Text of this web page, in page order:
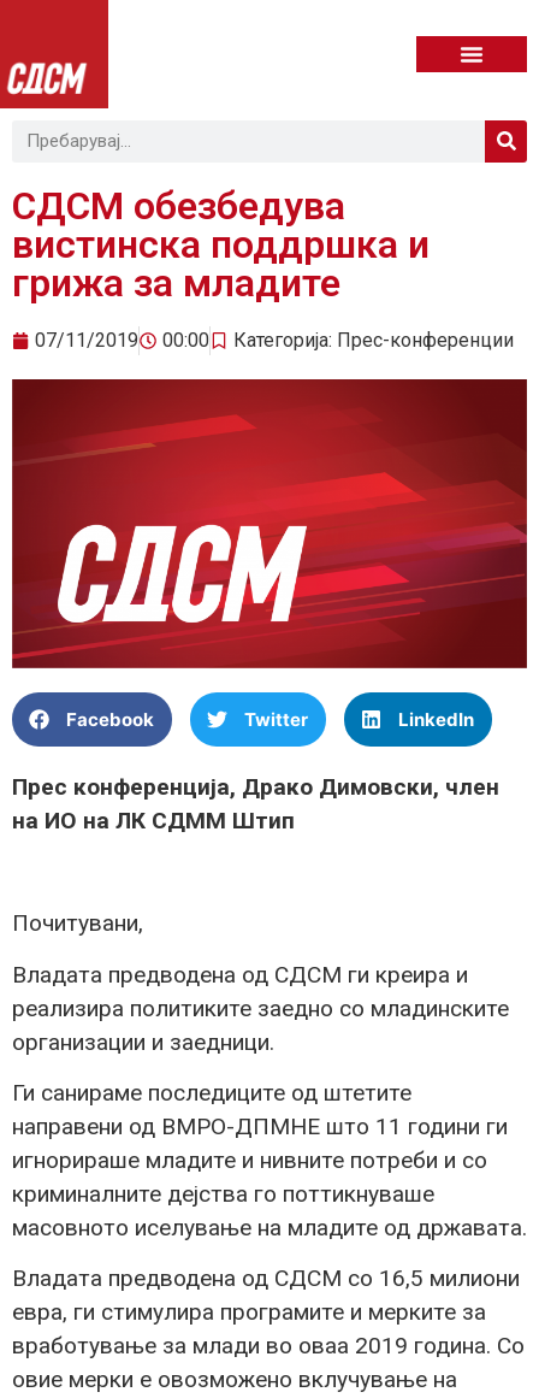
СДСМ обезбедува
вистинска поддршка и
грижа за младите
07/11/2019 00:00 Категорија: Прес-конференции
Facebook Twitter LinkedIn
Прес конференција, Драко Димовски, член
на ИО на ЛК СДММ Штип
Почитувани,
Владата предводена од СДСМ ги креира и
реализира политиките заедно со младинските
организации и заедници.
Ги санираме последиците од штетите
направени од ВМРО-ДПМНЕ што 11 години ги
игнорираше младите и нивните потреби и со
криминалните дејства го поттикнуваше
масовното иселување на младите од државата.
Владата предводена од СДСМ со 16,5 милиони
евра, ги стимулира програмите и мерките за
вработување за млади во оваа 2019 година. Со
овие мерки е овозможено вклучување на